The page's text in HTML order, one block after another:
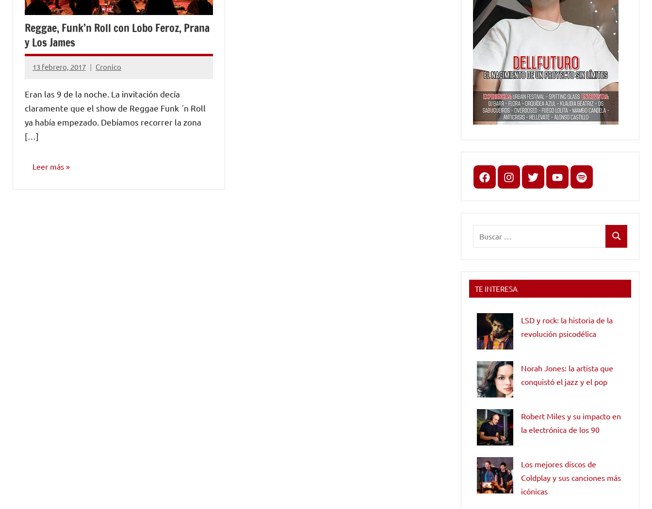
Reggae, Funk’n Roll con Lobo Feroz, Prana
y Los James
13 febrero, 2017 Cronico
No
comentarios
Eran las 9 de la noche. La invitación decía
claramente que el show de Reggae Funk ´n Roll
ya había empezado. Debíamos recorrer la zona
[…]
Leer más
FacebookInstagram
X youtubespotify
Buscar
TE INTERESA
LSD y rock: la historia de la
revolución psicodélica
Norah Jones: la artista que
conquistó el jazz y el pop
Robert Miles y su impacto en
la electrónica de los 90
Los mejores discos de
Coldplay y sus canciones más
icónicas